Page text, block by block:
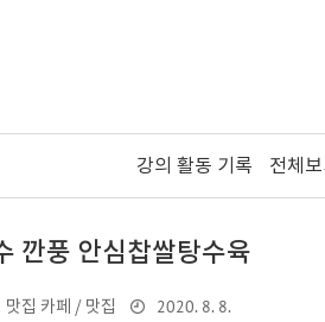
강의 활동 기록 전체보
깐풍 안심찹쌀탕수육
맛집 카페 / 맛집 2020. 8. 8.